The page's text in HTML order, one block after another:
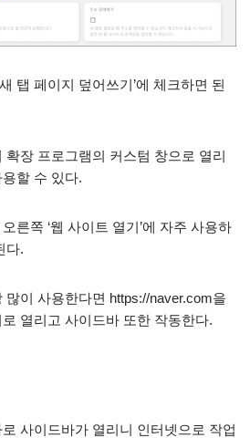
탭 페이지 덮어쓰기’에 체크하면 된
확장 프로그램의 커스텀 창으로 열리
할 수 있다.
른쪽 ‘웹 사이트 열기’에 자주 사용하
다.
이 사용한다면 https://naver.com을
열리고 사이드바 또한 작동한다.
사이드바가 열리니 인터넷으로 작업